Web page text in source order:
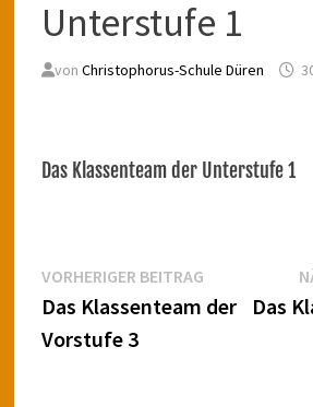
Unterstufe 1
von Christophorus-Schule Düren
Das Klassenteam der Unterstufe 1
Beitragsnavigation
VORHERIGER BEITRAGVorheriger
Beitrag:
Das Klassenteam der
Vorstufe 3
Das